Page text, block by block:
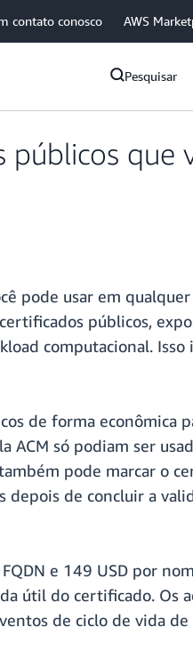
contato conosco AWS
Pesquisar
que
pode usar em
públicos,
computacional. Isso
de forma econômica
só podiam ser
pode marcar o
de concluir a
e 149 USD por
útil do certificado. Os
de ciclo de vida